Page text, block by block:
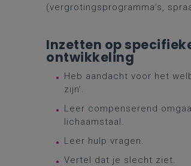
(vergrotingsprogramma’s,
Inzetten op
ontwikkeling
Heb aandacht voor het
zijn’.
Leer compenserend
lichaamstaal.
Leer hulp vragen.
Vertel dat je slecht ziet.